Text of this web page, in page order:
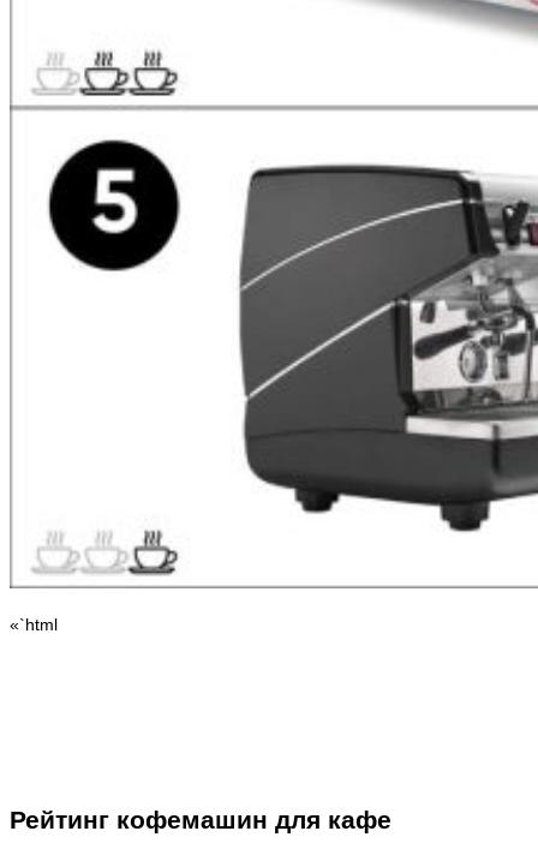
«`html
Рейтинг кофемашин для кафе